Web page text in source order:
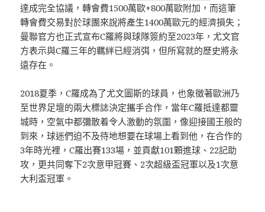
達成完全協議，轉會費1500萬歐+800萬歐附加，而這筆
轉會費交易對於球團來說將產生1400萬歐元的經濟損失；
曼聯官方也正式宣布C羅將與球隊簽約至2023年，尤文官
方表示與C羅三年的羈絆已經消弭，但所寫就的歷史將永
遠存在。
2018夏季，C羅成為了尤文圖斯的球員，也象徵著歐洲乃
至世界足壇的兩大標誌決定攜手合作，當年C羅抵達都靈
城時，空氣中都彌散着令人激動的氛圍，像迎接國王般的
到來，球迷們迫不及待地想要在球場上看到他，在合作的
3年時光裡，C羅出賽133場，並貢獻101顆進球、22記助
攻，更共同奪下2次意甲冠賽、2次超級盃冠軍以及1次意
大利盃冠軍。